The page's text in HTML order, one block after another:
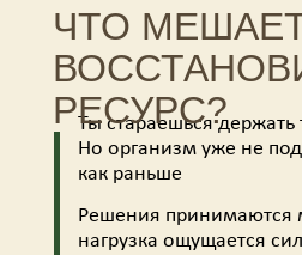
Решения принимаются
нагрузка ощущается
Ты стараешься держать
Но организм уже не
как раньше
ЧТО
РЕСУРС?